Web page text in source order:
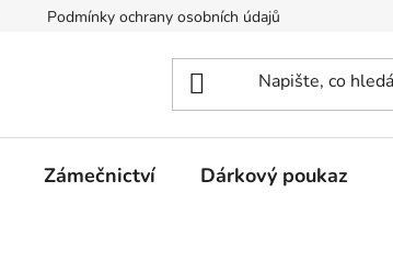
Podmínky ochrany osobních údajů
Zámečnictví Dárkový poukaz